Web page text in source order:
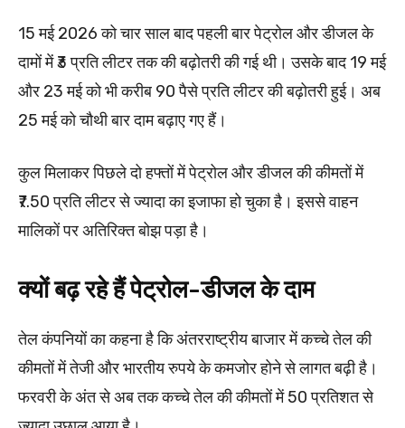
15 मई 2026 को चार साल बाद पहली बार पेट्रोल और डीजल के
दामों में ₹3 प्रति लीटर तक की बढ़ोतरी की गई थी। उसके बाद 19 मई
और 23 मई को भी करीब 90 पैसे प्रति लीटर की बढ़ोतरी हुई। अब
25 मई को चौथी बार दाम बढ़ाए गए हैं।
कुल मिलाकर पिछले दो हफ्तों में पेट्रोल और डीजल की कीमतों में
₹7.50 प्रति लीटर से ज्यादा का इजाफा हो चुका है। इससे वाहन
मालिकों पर अतिरिक्त बोझ पड़ा है।
क्यों बढ़ रहे हैं पेट्रोल-डीजल के दाम
तेल कंपनियों का कहना है कि अंतरराष्ट्रीय बाजार में कच्चे तेल की
कीमतों में तेजी और भारतीय रुपये के कमजोर होने से लागत बढ़ी है।
फरवरी के अंत से अब तक कच्चे तेल की कीमतों में 50 प्रतिशत से